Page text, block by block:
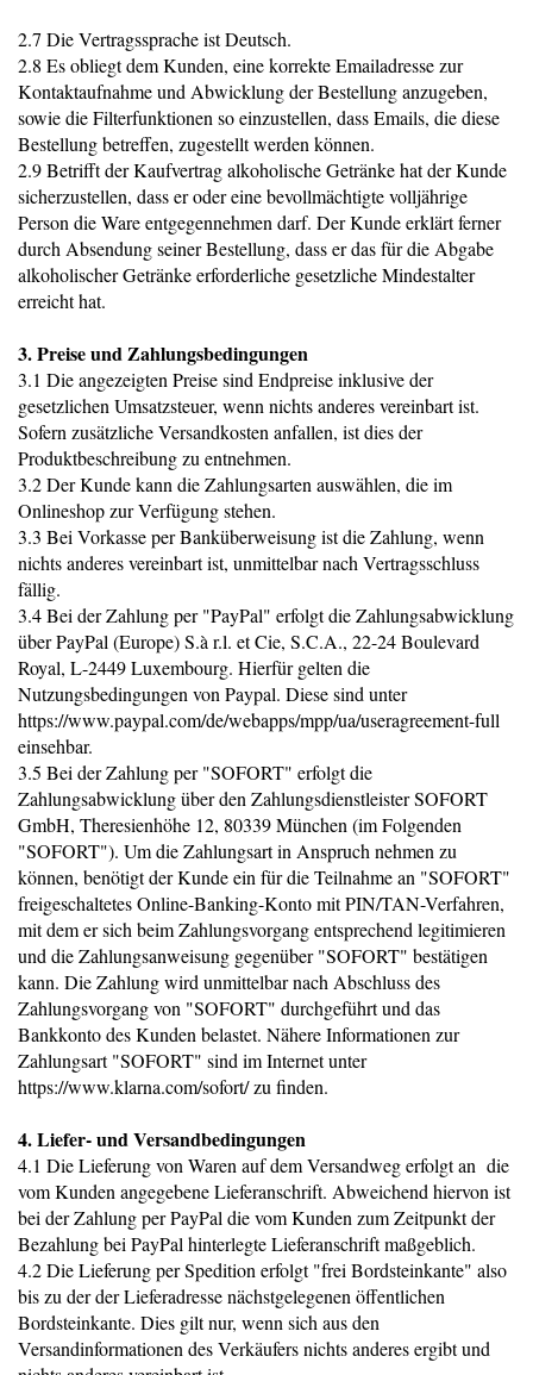
2.7 Die Vertragssprache ist Deutsch.
2.8 Es obliegt dem Kunden, eine korrekte Emailadresse zur
Kontaktaufnahme und Abwicklung der Bestellung anzugeben,
sowie die Filterfunktionen so einzustellen, dass Emails, die diese
Bestellung betreffen, zugestellt werden können.
2.9 Betrifft der Kaufvertrag alkoholische Getränke hat der Kunde
sicherzustellen, dass er oder eine bevollmächtigte volljährige
Person die Ware entgegennehmen darf. Der Kunde erklärt ferner
durch Absendung seiner Bestellung, dass er das für die Abgabe
alkoholischer Getränke erforderliche gesetzliche Mindestalter
erreicht hat.
3. Preise und Zahlungsbedingungen
3.1 Die angezeigten Preise sind Endpreise inklusive der
gesetzlichen Umsatzsteuer, wenn nichts anderes vereinbart ist.
Sofern zusätzliche Versandkosten anfallen, ist dies der
Produktbeschreibung zu entnehmen.
3.2 Der Kunde kann die Zahlungsarten auswählen, die im
Onlineshop zur Verfügung stehen.
3.3 Bei Vorkasse per Banküberweisung ist die Zahlung, wenn
nichts anderes vereinbart ist, unmittelbar nach Vertragsschluss
fällig.
3.4 Bei der Zahlung per "PayPal" erfolgt die Zahlungsabwicklung
über PayPal (Europe) S.à r.l. et Cie, S.C.A., 22-24 Boulevard
Royal, L-2449 Luxembourg. Hierfür gelten die
Nutzungsbedingungen von Paypal. Diese sind unter
https://www.paypal.com/de/webapps/mpp/ua/useragreement-full
einsehbar.
3.5 Bei der Zahlung per "SOFORT" erfolgt die
Zahlungsabwicklung über den Zahlungsdienstleister SOFORT
GmbH, Theresienhöhe 12, 80339 München (im Folgenden
"SOFORT"). Um die Zahlungsart in Anspruch nehmen zu
können, benötigt der Kunde ein für die Teilnahme an "SOFORT"
freigeschaltetes Online-Banking-Konto mit PIN/TAN-Verfahren,
mit dem er sich beim Zahlungsvorgang entsprechend legitimieren
und die Zahlungsanweisung gegenüber "SOFORT" bestätigen
kann. Die Zahlung wird unmittelbar nach Abschluss des
Zahlungsvorgang von "SOFORT" durchgeführt und das
Bankkonto des Kunden belastet. Nähere Informationen zur
Zahlungsart "SOFORT" sind im Internet unter
https://www.klarna.com/sofort/ zu finden.
4. Liefer- und Versandbedingungen
4.1 Die Lieferung von Waren auf dem Versandweg erfolgt an die
vom Kunden angegebene Lieferanschrift. Abweichend hiervon ist
bei der Zahlung per PayPal die vom Kunden zum Zeitpunkt der
Bezahlung bei PayPal hinterlegte Lieferanschrift maßgeblich.
4.2 Die Lieferung per Spedition erfolgt "frei Bordsteinkante" also
bis zu der der Lieferadresse nächstgelegenen öffentlichen
Bordsteinkante. Dies gilt nur, wenn sich aus den
Versandinformationen des Verkäufers nichts anderes ergibt und